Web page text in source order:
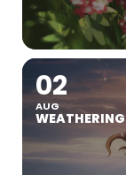
02
AUG